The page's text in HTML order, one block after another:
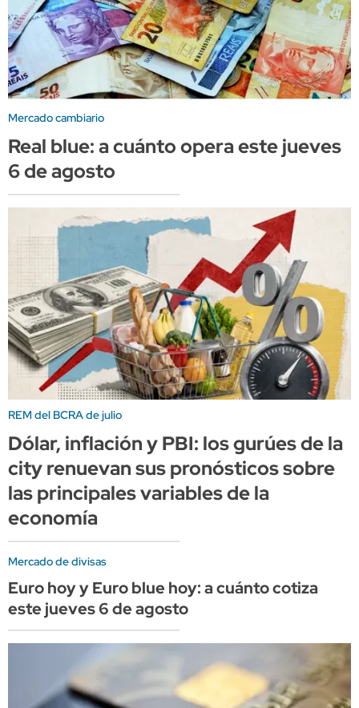
Mercado cambiario
Real blue: a cuánto opera este jueves
6 de agosto
REM del BCRA de julio
Dólar, inflación y PBI: los gurúes de la
city renuevan sus pronósticos sobre
las principales variables de la
economía
Mercado de divisas
Euro hoy y Euro blue hoy: a cuánto cotiza
este jueves 6 de agosto